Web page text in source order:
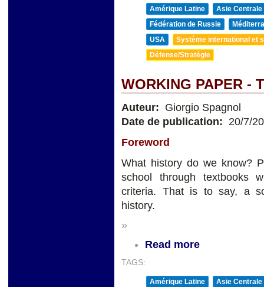
Amérique Latine
Asie Centrale
Fédération de Russie
USA
Système international et
Défense/Stratégie
WORKING PAPER -
Auteur: Giorgio Spagnol
Date de publication: 20/7/
Foreword
What history do we know?
school through textbooks
criteria. That is to say, a
history.
»
Read more
TAGS:
Amérique Latine
Asie Centrale